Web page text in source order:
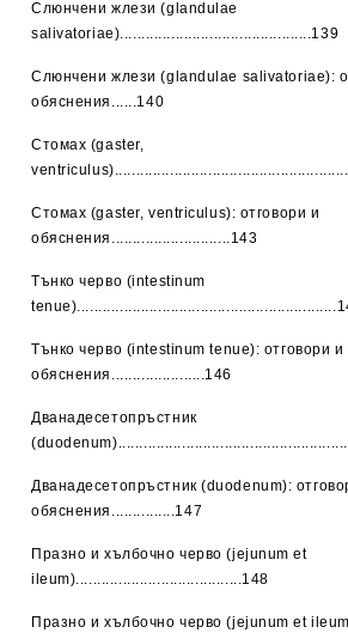
Слюнчени жлези (glandulae
salivatoriae).............................................139
Слюнчени жлези (glandulae salivatoriae):
обяснения......140
Стомах (gaster,
Стомах (gaster, ventriculus): отговори и
обяснения............................143
Тънко черво (intestinum
Тънко черво (intestinum tenue): отговори и
обяснения......................146
Дванадесетопръстник
Дванадесетопръстник (duodenum):
обяснения...............147
Празно и хълбочно черво (jejunum et
ileum).......................................148
Празно и хълбочно черво (jejunum et